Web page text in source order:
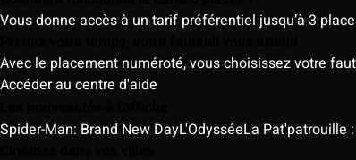
Vous donne accès à un tarif préférentiel jusqu’à 3
Avec le placement numéroté, vous choisissez votre
Accéder au centre d'aide
Spider-Man: Brand New DayL'OdysséeLa Pat'patrouille